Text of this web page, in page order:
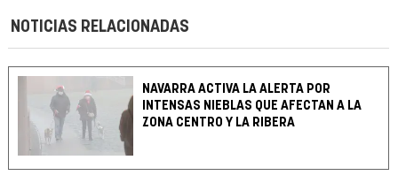
NOTICIAS RELACIONADAS
NAVARRA ACTIVA LA ALERTA POR
INTENSAS NIEBLAS QUE AFECTAN A LA
ZONA CENTRO Y LA RIBERA